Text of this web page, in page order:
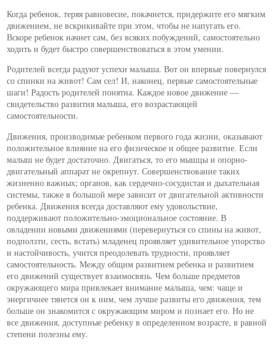
Когда ребенок, теряя равновесие, покачнется, придержите его мягким
движением, не вскрикивайте при этом, чтобы не напугать его.
Вскоре ребенок начнет сам, без всяких побуждений, самостоятельно
ходить и будет быстро совершенствоваться в этом умении.
Родителей всегда радуют успехи малыша. Вот он впервые повернулся
со спинки на живот! Сам сел! И, наконец, первые самостоятельные
шаги! Радость родителей понятна. Каждое новое движение —
свидетельство развития малыша, его возрастающей
самостоятельности.
Движения, производимые ребенком первого года жизни, оказывают
положительное влияние на его физическое и общее развитие. Если
малыш не будет достаточно. Двигаться, то его мышцы и опорно-
двигательный аппарат не окрепнут. Совершенствование таких
жизненно важных; органов, как сердечно-сосудистая и дыхательная
системы, также в большой мере зависит от двигательной активности
ребенка. Движения всегда доставляют ему удовольствие,
поддерживают положительно-эмоциональное состояние. В
овладении новыми движениями (перевернуться со спины на живот,
подползти, сесть, встать) младенец проявляет удивительное упорство
и настойчивость, учится преодолевать трудности, проявляет
самостоятельность. Между общим развитием ребенка и развитием
его движений существует взаимосвязь. Чем больше предметов
окружающего мира привлекает внимание малыша, чем: чаще и
энергичнее тянется он к ним, чем лучше развиты его движения, тем
больше он знакомится с окружающим миром и познает его. Но не
все движения, доступные ребенку в определенном возрасте, в равной
степени полезны ему.